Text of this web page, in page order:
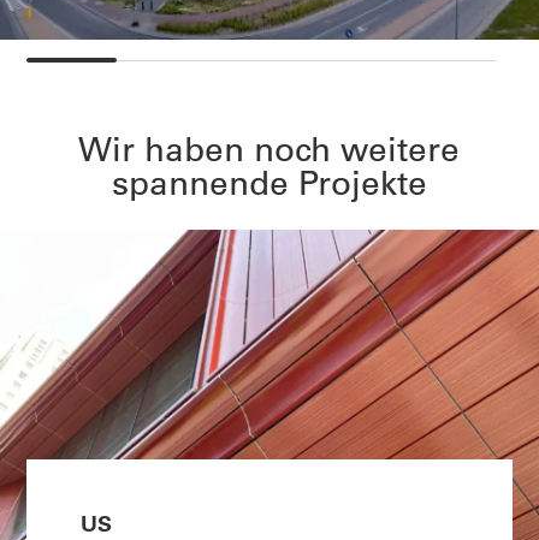
Wir haben noch weitere
spannende Projekte
US